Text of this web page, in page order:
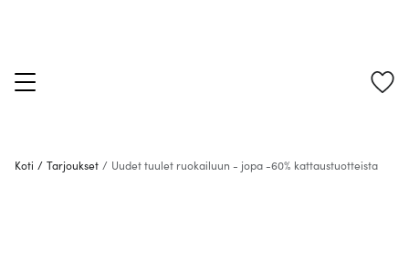
Koti / Tarjoukset / Uudet tuulet ruokailuun - jopa -60% kattaustuotteista